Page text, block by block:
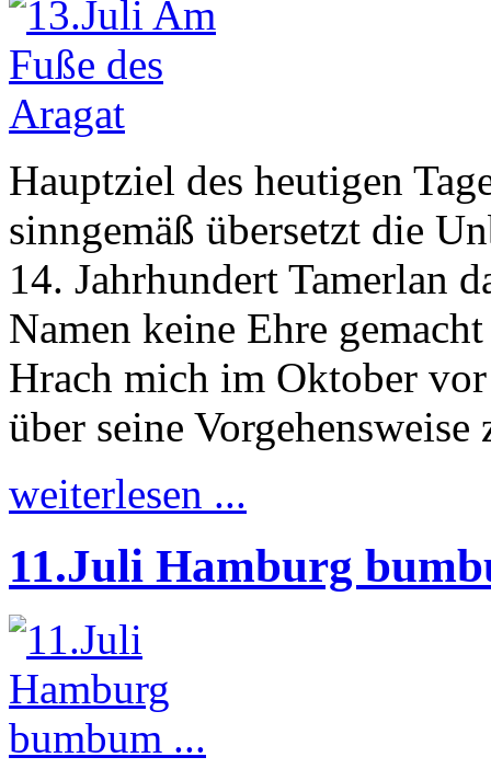
Hauptziel des heutigen
sinngemäß übersetzt die
14. Jahrhundert Tamerlan
Namen keine Ehre
Hrach mich im Oktober
über seine Vorgehensweise
weiterlesen ...
11.Juli Hamburg